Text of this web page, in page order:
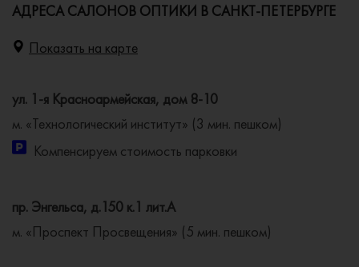
АДРЕСА САЛОНОВ ОПТИКИ В САНКТ-ПЕТЕРБУРГЕ
Показать на карте
ул. 1-я Красноармейская, дом 8-10
м. «Технологический институт» (3 мин. пешком)
Компенсируем стоимость парковки
пр. Энгельса, д.150 к.1 лит.А
м. «Проспект Просвещения» (5 мин. пешком)